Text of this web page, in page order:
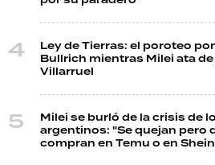
Ley de Tierras: el poroteo
Bullrich mientras Milei ata
Villarruel
Milei se burló de la crisis de
argentinos: "Se quejan pero
compran en Temu o en